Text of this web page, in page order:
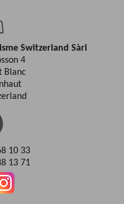
Switzerland Sàrl
4
Blanc
10 33
13 71